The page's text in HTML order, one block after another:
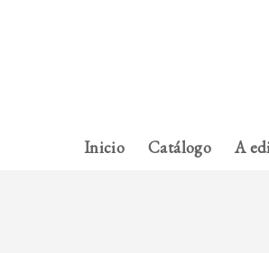
Inicio Catálogo A